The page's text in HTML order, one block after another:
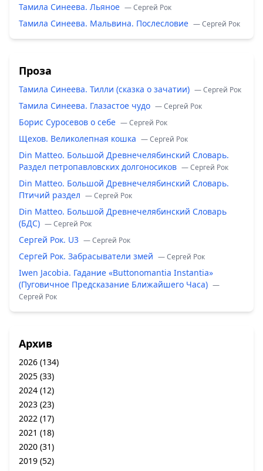
Тамила Синеева. Льяное — Сергей Рок
Тамила Синеева. Мальвина. Послесловие — Сергей Рок
Проза
Тамила Синеева. Тилли (сказка о зачатии) — Сергей Рок
Тамила Синеева. Глазастое чудо — Сергей Рок
Борис Суросевов о себе — Сергей Рок
Щехов. Великолепная кошка — Сергей Рок
Din Matteo. Большой Древнечелябинский Словарь.
Раздел петропавловских долгоносиков — Сергей Рок
Din Matteo. Большой Древнечелябинский Словарь.
Птичий раздел — Сергей Рок
Din Matteo. Большой Древнечелябинский Словарь
(БДС) — Сергей Рок
Сергей Рок. U3 — Сергей Рок
Сергей Рок. Забрасыватели змей — Сергей Рок
Iwen Jacobia. Гадание «Buttonomantia Instantia»
(Пуговичное Предсказание Ближайшего Часа) —
Сергей Рок
Архив
2026 (134)
2025 (33)
2024 (12)
2023 (23)
2022 (17)
2021 (18)
2020 (31)
2019 (52)